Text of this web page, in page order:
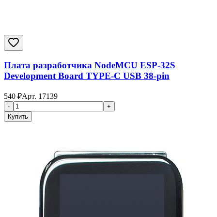
Плата разработчика NodeMCU ESP-32S
Development Board TYPE-C USB 38-pin
540 ₽Арт. 17139
-
+
Купить